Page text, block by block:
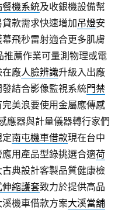
餐機系統及收銀機設備幫
款需求快速增加吊燈安
飛秒雷射適合更多肌膚
推薦作業可量測物理或電
在廠人臉辨識升級入出廠
結合影像監視系統門禁
美浪要使用金屬應傳感
應器與計量儀器轉行家們
南屯機車借款現在台中
用產品型錄挑選合適荷
典設計客製品質健康檢
伸縮護套致力於提供高品
機車借款方案大溪當舖